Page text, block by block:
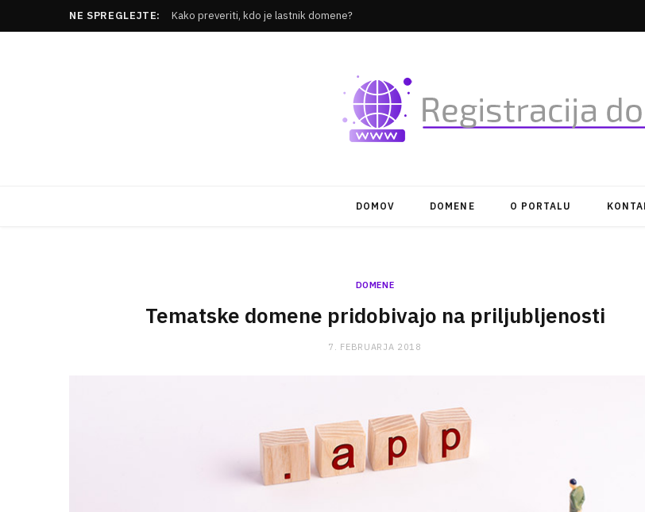
NE SPREGLEJTE: Kako preveriti, kdo je lastnik domene?
DOMOV DOMENE O PORTALU
DOMENE
Tematske domene pridobivajo na priljubljenosti
7. FEBRUARJA 2018